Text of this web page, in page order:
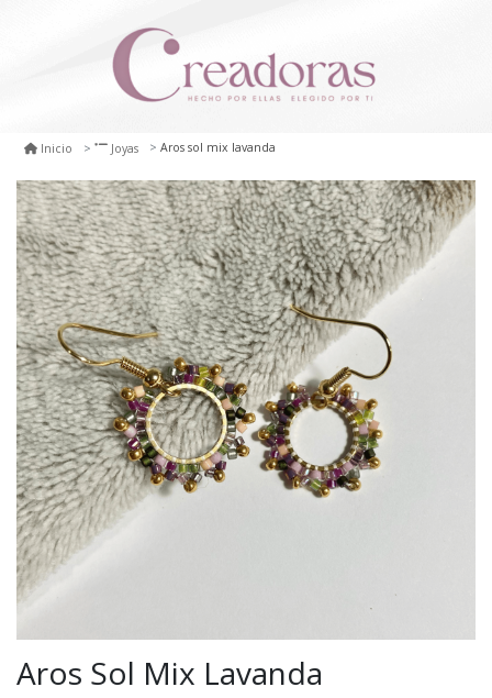
Inicio Joyas Aros sol mix lavanda
Aros Sol Mix Lavanda